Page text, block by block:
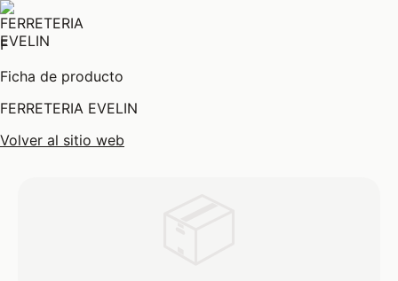
F
Ficha de producto
FERRETERIA EVELIN
Volver al sitio web